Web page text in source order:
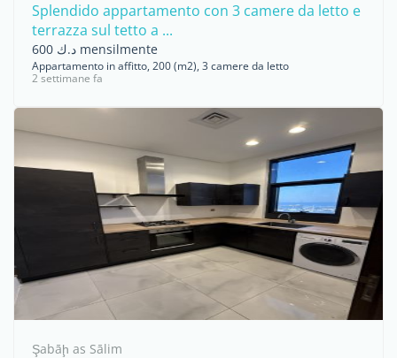
Splendido appartamento con 3 camere da letto e
terrazza sul tetto a ...
د.ك 600 mensilmente
Appartamento in affitto, 200 (m2), 3 camere da letto
2 settimane fa
Şabāḩ as Sālim